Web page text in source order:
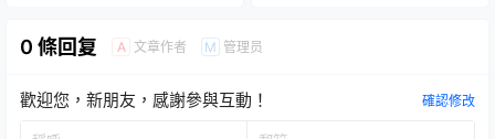
0 條回复 A 文章作者 M 管理员
歡迎您，新朋友，感謝參與互動！ 確認修改